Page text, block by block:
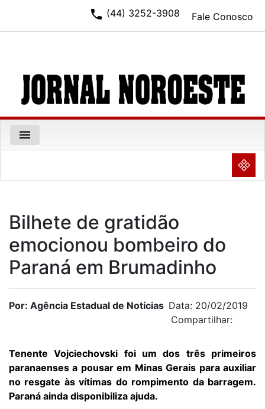
Fale Conosco
phone (44) 3252-3908
menu
NULL
Bilhete de gratidão
emocionou bombeiro do
Paraná em Brumadinho
Por: Agência Estadual de Notícias Data: 20/02/2019
Compartilhar:
Tenente Vojciechovski foi um dos três primeiros
paranaenses a pousar em Minas Gerais para auxiliar
no resgate às vítimas do rompimento da barragem.
Paraná ainda disponibiliza ajuda.